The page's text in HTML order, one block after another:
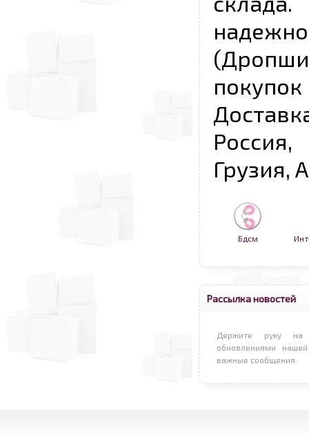
Грузия,
Бдсм
Рассылка новостей
Держите руку на
обновлениями
важные сообщения.